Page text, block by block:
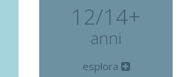
12/14+
anni
esplora